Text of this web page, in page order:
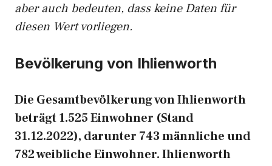
aber auch bedeuten, dass keine Daten für
diesen Wert vorliegen.
Bevölkerung von Ihlienworth
Die Gesamtbevölkerung von Ihlienworth
beträgt 1.525 Einwohner (Stand
31.12.2022), darunter 743 männliche und
782 weibliche Einwohner. Ihlienworth